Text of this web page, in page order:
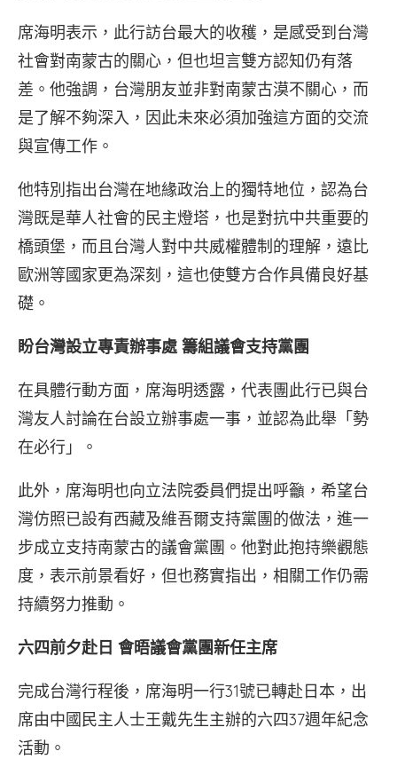
席海明表示，此行訪台最大的收穫，是感受到台灣
社會對南蒙古的關心，但也坦言雙方認知仍有落
差。他強調，台灣朋友並非對南蒙古漠不關心，而
是了解不夠深入，因此未來必須加強這方面的交流
與宣傳工作。
他特別指出台灣在地緣政治上的獨特地位，認為台
灣既是華人社會的民主燈塔，也是對抗中共重要的
橋頭堡，而且台灣人對中共威權體制的理解，遠比
歐洲等國家更為深刻，這也使雙方合作具備良好基
礎。
盼台灣設立專責辦事處 籌組議會支持黨團
在具體行動方面，席海明透露，代表團此行已與台
灣友人討論在台設立辦事處一事，並認為此舉「勢
在必行」。
此外，席海明也向立法院委員們提出呼籲，希望台
灣仿照已設有西藏及維吾爾支持黨團的做法，進一
步成立支持南蒙古的議會黨團。他對此抱持樂觀態
度，表示前景看好，但也務實指出，相關工作仍需
持續努力推動。
六四前夕赴日 會晤議會黨團新任主席
完成台灣行程後，席海明一行31號已轉赴日本，出
席由中國民主人士王戴先生主辦的六四37週年紀念
活動。